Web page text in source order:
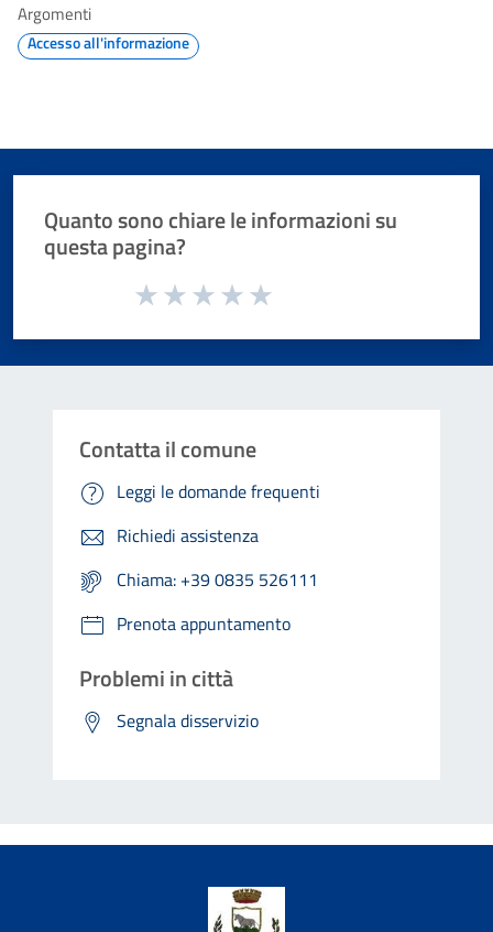
Argomenti
Accesso all'informazione
Quanto sono chiare le informazioni su
questa pagina?
Valuta da 1 a 5 stelle la pagina
Contatta il comune
Leggi le domande frequenti
Richiedi assistenza
Chiama: +39 0835 526111
Prenota appuntamento
Problemi in città
Segnala disservizio